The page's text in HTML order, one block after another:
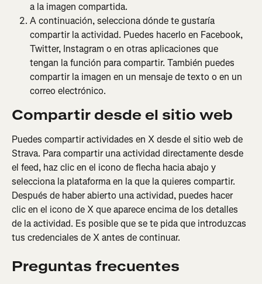
a la imagen compartida.
A continuación, selecciona dónde te gustaría
compartir la actividad. Puedes hacerlo en Facebook,
Twitter, Instagram o en otras aplicaciones que
tengan la función para compartir. También puedes
compartir la imagen en un mensaje de texto o en un
correo electrónico.
Compartir desde el sitio web
Puedes compartir actividades en X desde el sitio web de
Strava. Para compartir una actividad directamente desde
el feed, haz clic en el icono de flecha hacia abajo y
selecciona la plataforma en la que la quieres compartir.
Después de haber abierto una actividad, puedes hacer
clic en el icono de X que aparece encima de los detalles
de la actividad. Es posible que se te pida que introduzcas
tus credenciales de X antes de continuar.
Preguntas frecuentes